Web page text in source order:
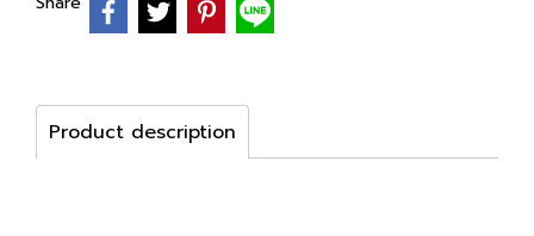
Product description